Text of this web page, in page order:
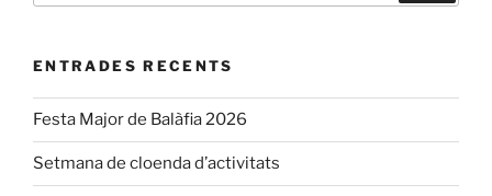
ENTRADES RECENTS
Festa Major de Balàfia 2026
Setmana de cloenda d’activitats